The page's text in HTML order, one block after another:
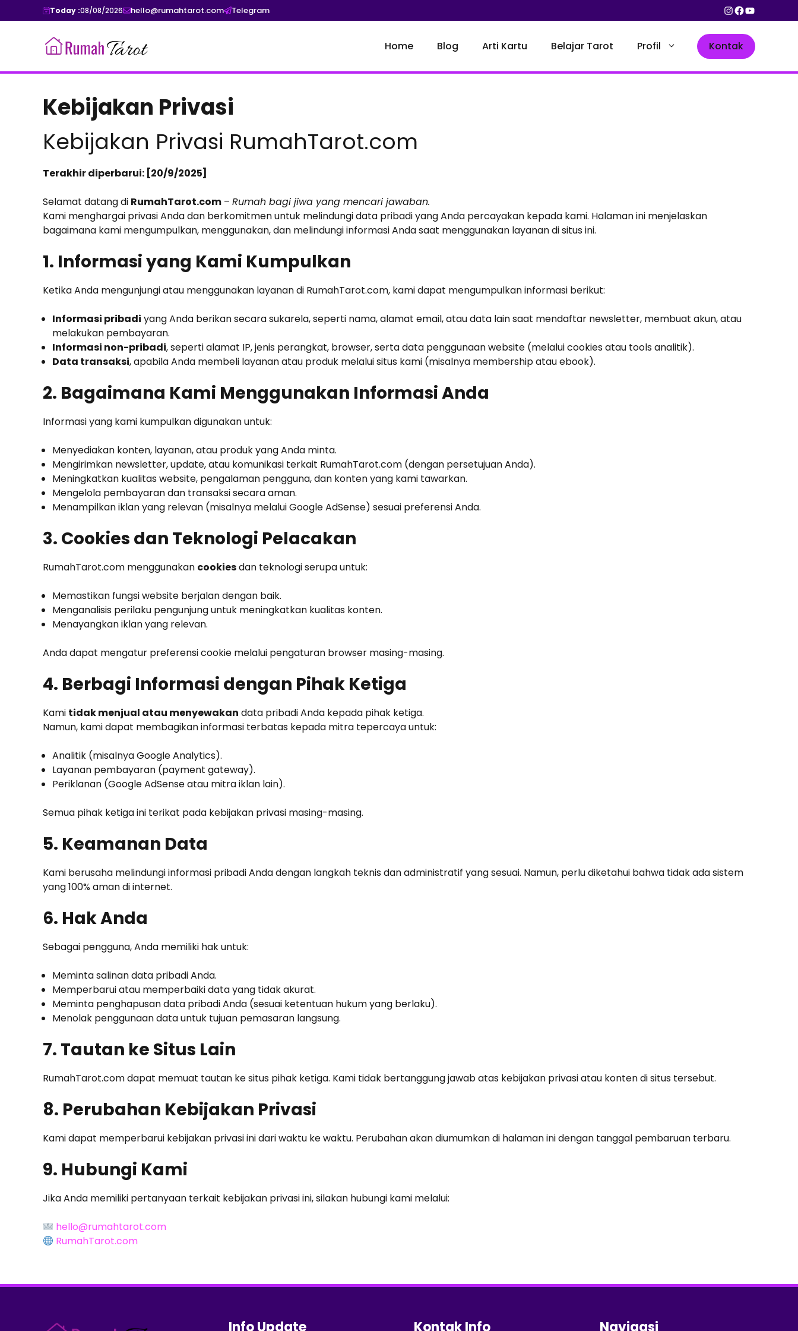
to
Today :08/08/2026 hello@rumahtarot.com Telegram Instagram
Facebook
YouTube
Home Blog Arti Kartu Belajar Tarot Profil Kontak
Kebijakan Privasi
Kebijakan Privasi RumahTarot.com
Terakhir diperbarui: [20/9/2025]
Selamat datang di RumahTarot.com – Rumah bagi jiwa yang mencari jawaban.
Kami menghargai privasi Anda dan berkomitmen untuk melindungi data pribadi yang Anda percayakan kepada kami. Halaman ini menjelaskan
bagaimana kami mengumpulkan, menggunakan, dan melindungi informasi Anda saat menggunakan layanan di situs ini.
1. Informasi yang Kami Kumpulkan
Ketika Anda mengunjungi atau menggunakan layanan di RumahTarot.com, kami dapat mengumpulkan informasi berikut:
Informasi pribadi yang Anda berikan secara sukarela, seperti nama, alamat email, atau data lain saat mendaftar newsletter, membuat akun, atau
melakukan pembayaran.
Informasi non-pribadi, seperti alamat IP, jenis perangkat, browser, serta data penggunaan website (melalui cookies atau tools analitik).
Data transaksi, apabila Anda membeli layanan atau produk melalui situs kami (misalnya membership atau ebook).
2. Bagaimana Kami Menggunakan Informasi Anda
Informasi yang kami kumpulkan digunakan untuk:
Menyediakan konten, layanan, atau produk yang Anda minta.
Mengirimkan newsletter, update, atau komunikasi terkait RumahTarot.com (dengan persetujuan Anda).
Meningkatkan kualitas website, pengalaman pengguna, dan konten yang kami tawarkan.
Mengelola pembayaran dan transaksi secara aman.
Menampilkan iklan yang relevan (misalnya melalui Google AdSense) sesuai preferensi Anda.
3. Cookies dan Teknologi Pelacakan
RumahTarot.com menggunakan cookiesdan teknologi serupa untuk:
Memastikan fungsi website berjalan dengan baik.
Menganalisis perilaku pengunjung untuk meningkatkan kualitas konten.
Menayangkan iklan yang relevan.
Anda dapat mengatur preferensi cookie melalui pengaturan browser masing-masing.
4. Berbagi Informasi dengan Pihak Ketiga
Kami tidak menjual atau menyewakan data pribadi Anda kepada pihak ketiga.
Namun, kami dapat membagikan informasi terbatas kepada mitra tepercaya untuk:
Analitik (misalnya Google Analytics).
Layanan pembayaran (payment gateway).
Periklanan (Google AdSense atau mitra iklan lain).
Semua pihak ketiga ini terikat pada kebijakan privasi masing-masing.
5. Keamanan Data
Kami berusaha melindungi informasi pribadi Anda dengan langkah teknis dan administratif yang sesuai. Namun, perlu diketahui bahwa tidak ada sistem
yang 100% aman di internet.
6. Hak Anda
Sebagai pengguna, Anda memiliki hak untuk:
Meminta salinan data pribadi Anda.
Memperbarui atau memperbaiki data yang tidak akurat.
Meminta penghapusan data pribadi Anda (sesuai ketentuan hukum yang berlaku).
Menolak penggunaan data untuk tujuan pemasaran langsung.
7. Tautan ke Situs Lain
RumahTarot.com dapat memuat tautan ke situs pihak ketiga. Kami tidak bertanggung jawab atas kebijakan privasi atau konten di situs tersebut.
8. Perubahan Kebijakan Privasi
Kami dapat memperbarui kebijakan privasi ini dari waktu ke waktu. Perubahan akan diumumkan di halaman ini dengan tanggal pembaruan terbaru.
9. Hubungi Kami
Jika Anda memiliki pertanyaan terkait kebijakan privasi ini, silakan hubungi kami melalui:
hello@rumahtarot.com
RumahTarot.com
Info Update Kontak Info Navigasi